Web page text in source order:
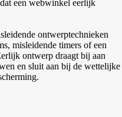
een webwinkel eerlijk
ontwerptechnieken
misleidende timers of een
ontwerp draagt bij aan
en sluit aan bij de wettelijke